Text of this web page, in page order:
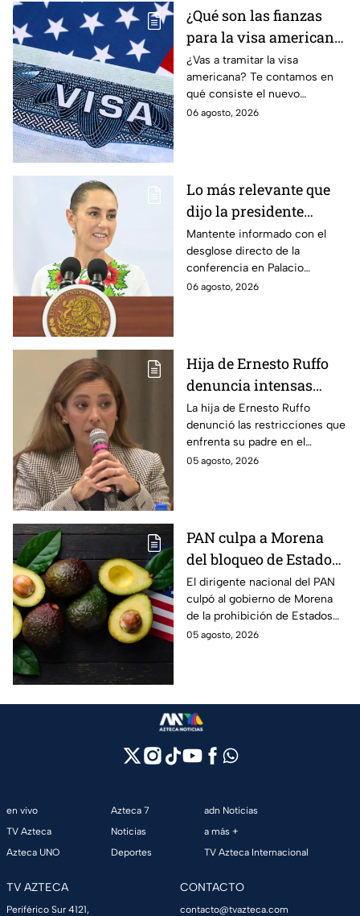
¿Qué son las fianzas
para la visa americana
y por qué causan tanta
controversia?
¿Vas a tramitar la visa
americana? Te contamos en
qué consiste el nuevo
programa de fianzas
06 agosto, 2026
Lo más relevante que
dijo la presidente
Claudia Sheinbaum
hoy jueves 6 de agosto
en la mañanera
Mantente informado con el
desglose directo de la
conferencia en Palacio
Nacional este jueves 6 de
06 agosto, 2026
Hija de Ernesto Ruffo
denuncia intensas
restricciones en el
Altiplano; buscan que
salga del penal
La hija de Ernesto Ruffo
denunció las restricciones que
enfrenta su padre en el
Altiplano y anunció que
05 agosto, 2026
PAN culpa a Morena
del bloqueo de Estados
Unidos al aguacate de
Michoacán
El dirigente nacional del PAN
culpó al gobierno de Morena
de la prohibición de Estados
Unidos para exportar aguacate
05 agosto, 2026
en vivo
TV Azteca
Azteca UNO
Azteca 7
Noticias
Deportes
adn Noticias
a más +
TV Azteca Internacional
TV AZTECA
Periférico Sur 4121,
CONTACTO
contacto@tvazteca.com